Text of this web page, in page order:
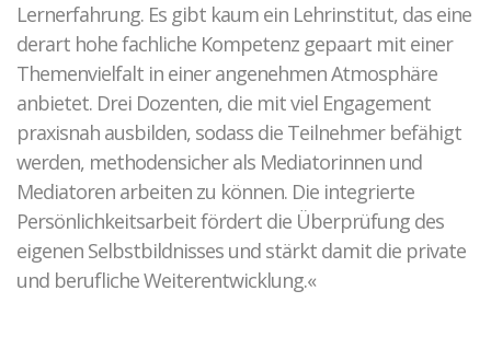
Lernerfahrung. Es gibt kaum ein Lehrinstitut, das eine
derart hohe fachliche Kompetenz gepaart mit einer
Themenvielfalt in einer angenehmen Atmosphäre
anbietet. Drei Dozenten, die mit viel Engagement
praxisnah ausbilden, sodass die Teilnehmer befähigt
werden, methodensicher als Mediatorinnen und
Mediatoren arbeiten zu können. Die integrierte
Persönlichkeitsarbeit fördert die Überprüfung des
eigenen Selbstbildnisses und stärkt damit die private
und berufliche Weiterentwicklung.«